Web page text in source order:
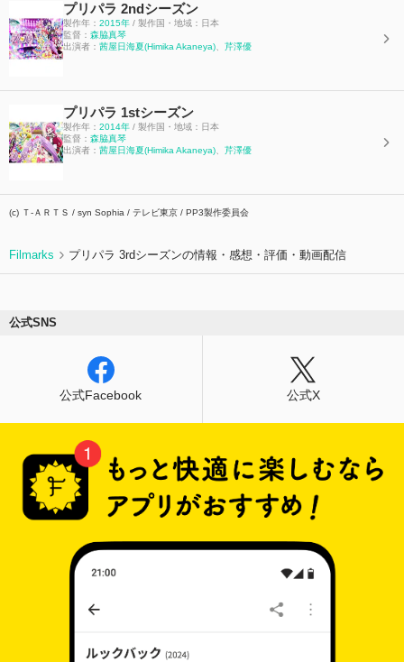
プリパラ 2ndシーズン
製作年： 2015年 / 製作国・地域：日本
監督： 森脇真琴
出演者： 茜屋日海夏(Himika Akaneya)、 芹澤優
プリパラ 1stシーズン
製作年： 2014年 / 製作国・地域：日本
監督： 森脇真琴
出演者： 茜屋日海夏(Himika Akaneya)、 芹澤優
(c) Ｔ-ＡＲＴＳ / syn Sophia / テレビ東京 / PP3製作委員会
Filmarks プリパラ 3rdシーズンの情報・感想・評価・動画配信
公式SNS
公式Facebook 公式X